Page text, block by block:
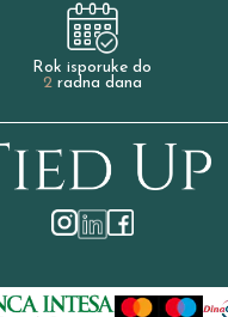
Rok isporuke do
2radna dana